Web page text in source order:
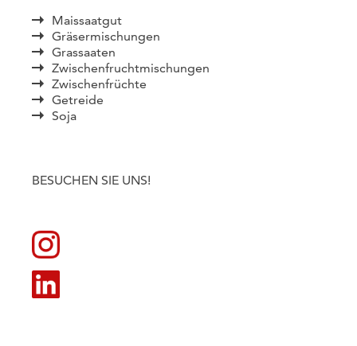
Maissaatgut
Gräsermischungen
Grassaaten
Zwischenfruchtmischungen
Zwischenfrüchte
Getreide
Soja
BESUCHEN SIE UNS!